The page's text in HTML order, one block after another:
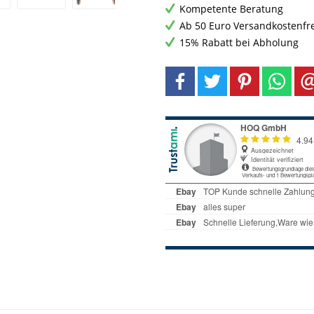
Kompetente Beratung
Ab 50 Euro
15% Rabatt bei Abholung